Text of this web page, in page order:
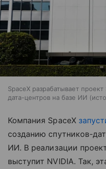
SpaceX разрабатывает
дата-центров на базе ИИ
Компания SpaceX
созданию спутников-
ИИ. В реализации
выступит NVIDIA. Так,